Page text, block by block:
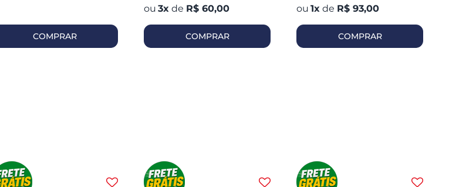
COMPRAR
3x de R$ 60,00
COMPRAR
1x de R$ 93,00
COMPRAR